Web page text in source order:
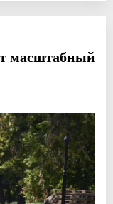
масштабный